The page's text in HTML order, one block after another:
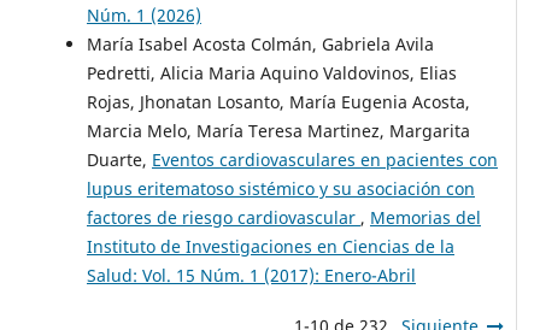
Núm. 1 (2026)
María Isabel Acosta Colmán, Gabriela Avila
Pedretti, Alicia Maria Aquino Valdovinos, Elias
Rojas, Jhonatan Losanto, María Eugenia Acosta,
Marcia Melo, María Teresa Martinez, Margarita
Duarte, Eventos cardiovasculares en pacientes con
lupus eritematoso sistémico y su asociación con
factores de riesgo cardiovascular , Memorias del
Instituto de Investigaciones en Ciencias de la
Salud: Vol. 15 Núm. 1 (2017): Enero-Abril